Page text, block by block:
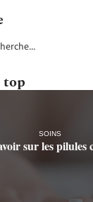
SOINS
sur les pilules